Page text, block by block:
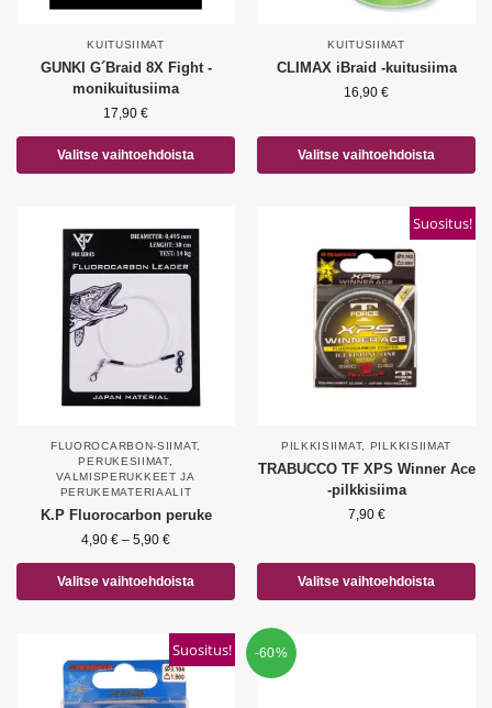
KUITUSIIMAT
GUNKI G´Braid 8X Fight -
monikuitusiima
17,90 €
Valitse vaihtoehdoista
KUITUSIIMAT
CLIMAX iBraid -kuitusiima
16,90 €
Valitse vaihtoehdoista
FLUOROCARBON-SIIMAT,
PERUKESIIMAT,
VALMISPERUKKEET JA
PERUKEMATERIAALIT
K.P Fluorocarbon peruke
4,90 € – 5,90 €
Valitse vaihtoehdoista
Suositus!
PILKKISIIMAT, PILKKISIIMAT
TRABUCCO TF XPS Winner Ace
-pilkkisiima
7,90 €
Valitse vaihtoehdoista
Suositus! -60%